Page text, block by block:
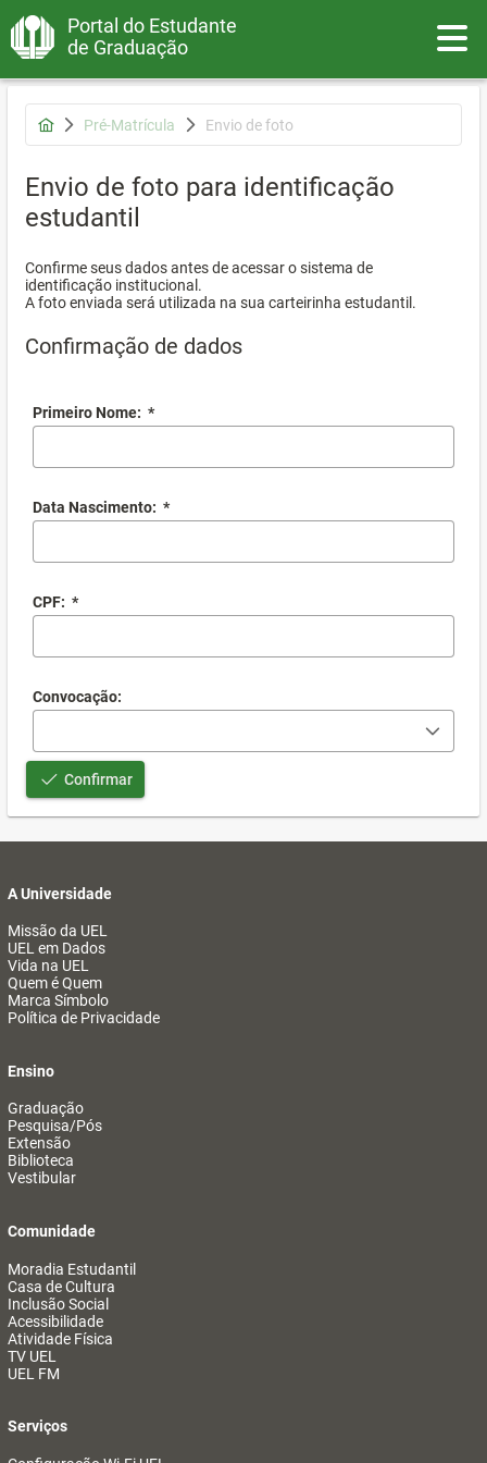
Portal do Estudante
de Graduação
Pré-Matrícula Envio de foto
Envio de foto para identificação
estudantil
Confirme seus dados antes de acessar o sistema de
identificação institucional.
A foto enviada será utilizada na sua carteirinha estudantil.
Confirmação de dados
Primeiro Nome: *
Data Nascimento: *
CPF: *
Convocação:
Confirmar
A Universidade
Missão da UEL
UEL em Dados
Vida na UEL
Quem é Quem
Marca Símbolo
Política de Privacidade
Ensino
Graduação
Pesquisa/Pós
Extensão
Biblioteca
Vestibular
Comunidade
Moradia Estudantil
Casa de Cultura
Inclusão Social
Acessibilidade
Atividade Física
TV UEL
UEL FM
Serviços